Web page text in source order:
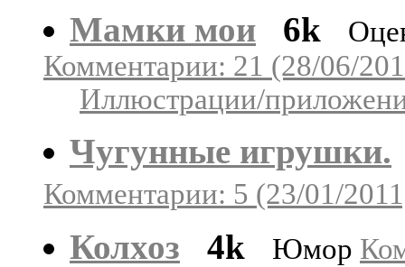
Мамки мои 6k
Комментарии: 21 (28/06/
Иллюстрации/
Чугунные игрушки.
Комментарии: 5 (23/01/
Колхоз 4k Юмор